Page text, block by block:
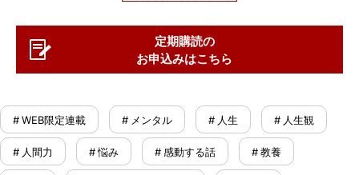
定期購読の
お申込みはこちら
# WEB限定連載 # メンタル # 人生 # 人生観
# 人間力 # 悩み # 感動する話 # 教養